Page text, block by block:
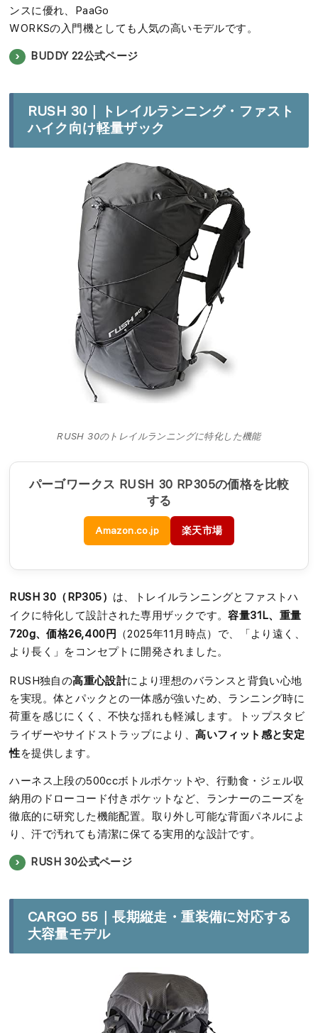
ンスに優れ、PaaGo
WORKSの入門機としても人気の高いモデルです。
BUDDY 22公式ページ
RUSH 30｜トレイルランニング・ファスト
ハイク向け軽量ザック
RUSH 30のトレイルランニングに特化した機能
パーゴワークス RUSH 30 RP305の価格を比較
する
Amazon.co.jp 楽天市場
RUSH 30（RP305） は、トレイルランニングとファストハ
イクに特化して設計された専用ザックです。容量31L、重量
720g、価格26,400円
（2025年11月時点）で、「より遠く、
より長く」をコンセプトに開発されました。
RUSH独自の高重心設計により理想のバランスと背負い心地
を実現。体とパックとの一体感が強いため、ランニング時に
荷重を感じにくく、不快な揺れも軽減します。トップスタビ
ライザーやサイドストラップにより、高いフィット感と安定
性を提供します。
ハーネス上段の500ccボトルポケットや、行動食・ジェル収
納用のドローコード付きポケットなど、ランナーのニーズを
徹底的に研究した機能配置。取り外し可能な背面パネルによ
り、汗で汚れても清潔に保てる実用的な設計です。
RUSH 30公式ページ
CARGO 55｜長期縦走・重装備に対応する
大容量モデル